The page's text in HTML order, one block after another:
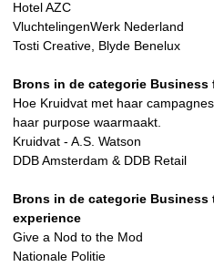
Hotel AZC
VluchtelingenWerk Nederland
Tosti Creative, Blyde Benelux
Brons in de categorie Business
Hoe Kruidvat met haar
haar purpose waarmaakt.
Kruidvat - A.S. Watson
DDB Amsterdam & DDB Retail
Brons in de categorie Business
experience
Give a Nod to the Mod
Nationale Politie